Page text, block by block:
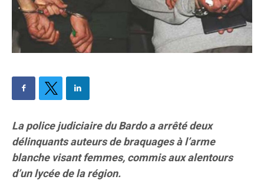
La police judiciaire du Bardo a arrêté deux
délinquants auteurs de braquages à l’arme
blanche visant femmes, commis aux alentours
d’un lycée de la région.